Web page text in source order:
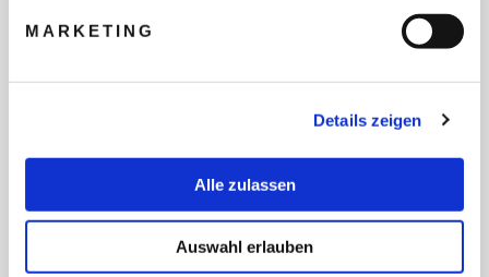
MARKETING
Details zeigen
Alle zulassen
Auswahl erlauben
FLUG GEWÜNSCHT
PRÄFERIERTER ABFLUGHAFEN
FRAGEN UND WÜNSCHE